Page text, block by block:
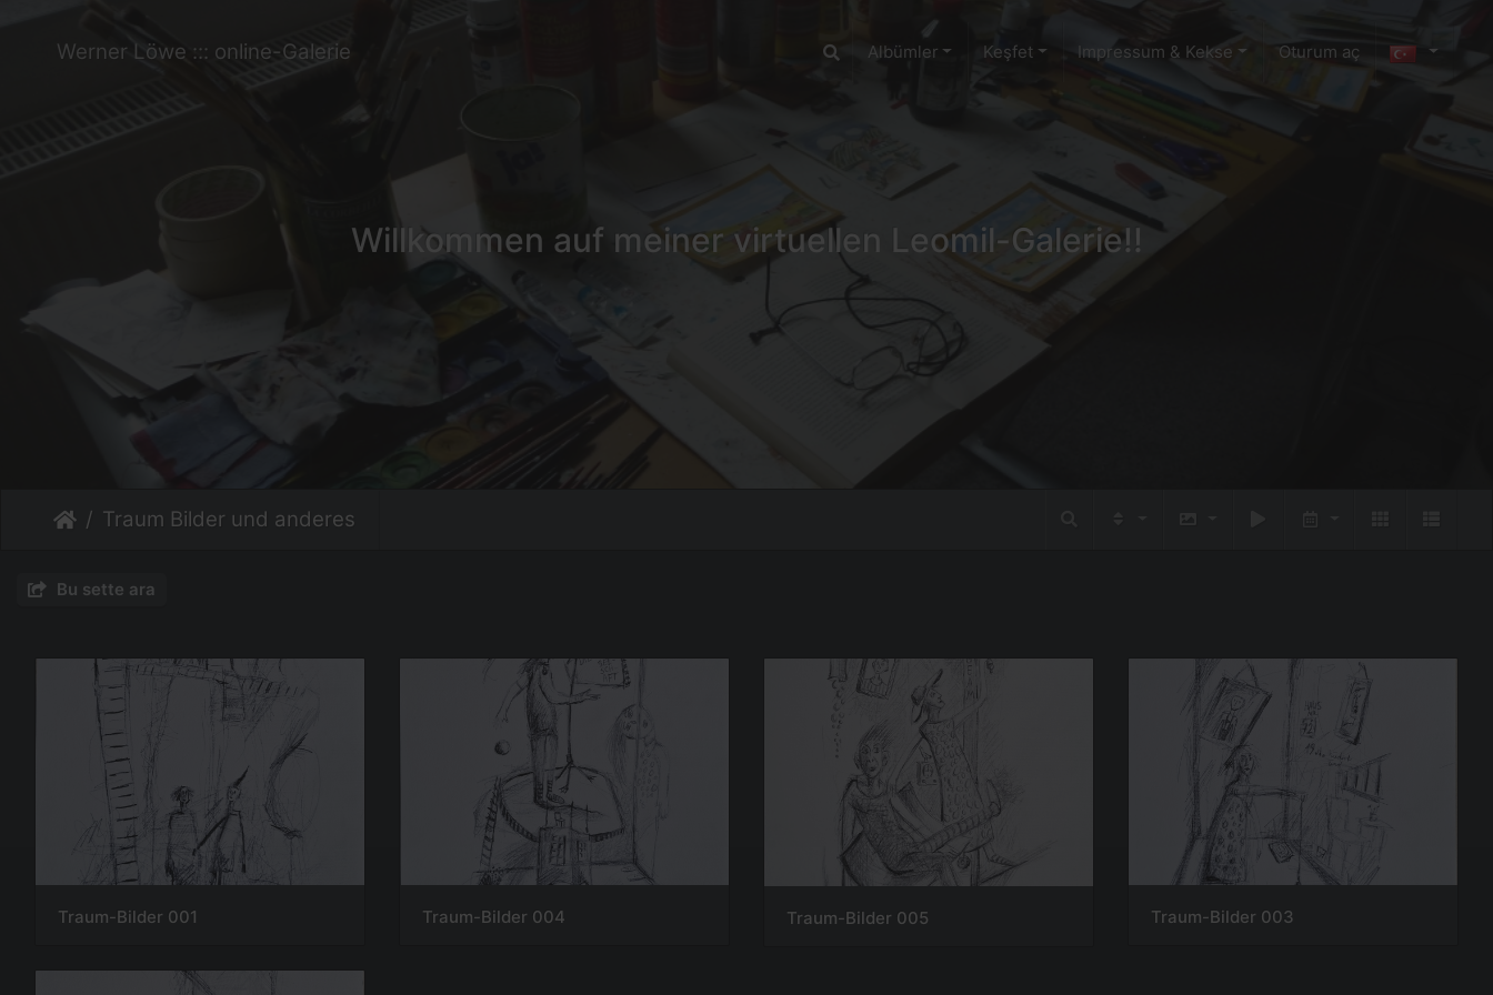
Werner Löwe ::: online-Galerie Albümler Keşfet Impressum & Kekse Oturum aç
Willkommen auf meiner virtuellen Leomil-Galerie!!
Traum Bilder und anderes
Bu sette ara
Traum-Bilder 001 Traum-Bilder 004 Traum-Bilder 005 Traum-Bilder 003